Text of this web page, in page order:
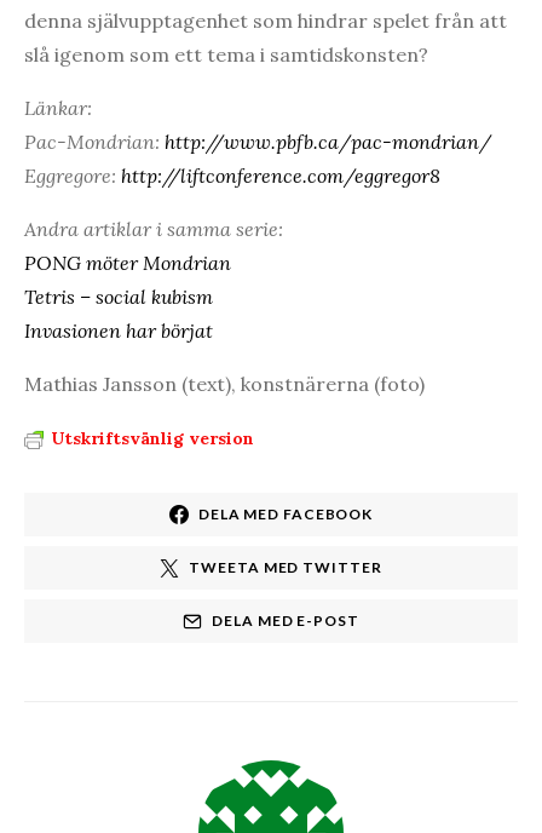
denna självupptagenhet som hindrar spelet från att
slå igenom som ett tema i samtidskonsten?
Länkar:
Pac-Mondrian: http://www.pbfb.ca/pac-mondrian/
Eggregore: http://liftconference.com/eggregor8
Andra artiklar i samma serie:
PONG möter Mondrian
Tetris – social kubism
Invasionen har börjat
Mathias Jansson (text), konstnärerna (foto)
Utskriftsvänlig version
DELA MED FACEBOOK
TWEETA MED TWITTER
DELA MED E-POST